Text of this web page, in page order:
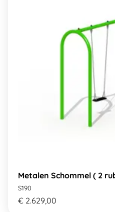
Metalen Schommel ( 2
S190
€ 2.629,00